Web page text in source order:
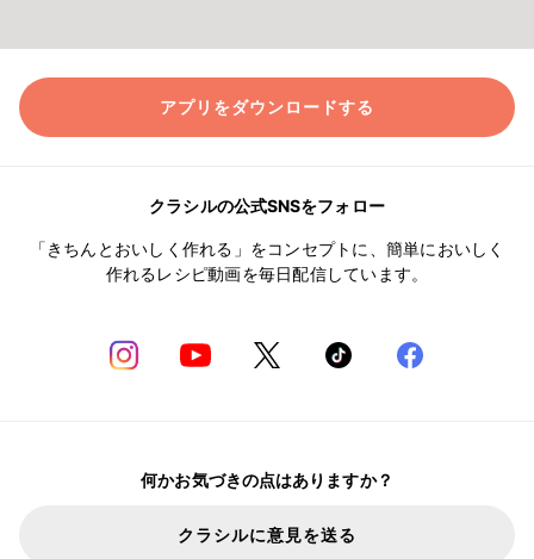
アプリをダウンロードする
クラシルの公式SNSをフォロー
「きちんとおいしく作れる」をコンセプトに、簡単においしく
作れるレシピ動画を毎日配信しています。
何かお気づきの点はありますか？
クラシルに意見を送る